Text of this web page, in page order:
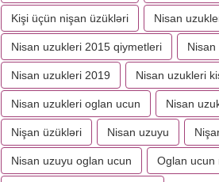
Kişi üçün nişan üzükləri Nisan
Nisan uzukleri 2015 qiymetleri Nisan
Nisan uzukleri 2019 Nisan uzukleri
Nisan uzukleri oglan ucun Nisan
Nişan üzükləri Nisan uzuyu
Nisan uzuyu oglan ucun Oglan ucun